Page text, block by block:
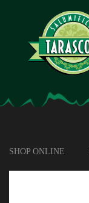
SHOP ONLINE